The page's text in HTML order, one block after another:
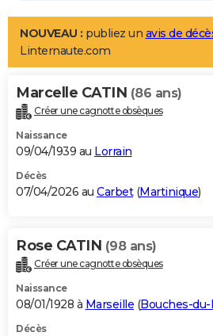
LIFESTYLE
Art de vivre
Bien-être
Loisirs
Mode
Modes de vie
Alimentation
Guide de la santé
Maladies
Médicaments
Sommeil
VOYAGE
Destinations
City break
Voyage nature
Voyage de noces
Forum
Climat
+PHOTO
GUIDES D'ACHAT
BONS PLANS
Carte de Noël
Carte Bonne année
Carte Saint-Valentin
Carte Pâques
Carte d'anniversaire
DICTIONNAIRE
Dictionnaire
Biographies
Citations
Expressions
Proverbes
PROGRAMME TV
NOUVEAU : publiez un avis de
Linternaute.com
Marcelle CATIN (86 ans)
Créer une cagnotte obsèques
Naissance
09/04/1939 au Lorrain
Décès
07/04/2026 au Carbet(Martinique)
Rose CATIN (98 ans)
Créer une cagnotte obsèques
Naissance
08/01/1928 à Marseille (Bouches-
Décès